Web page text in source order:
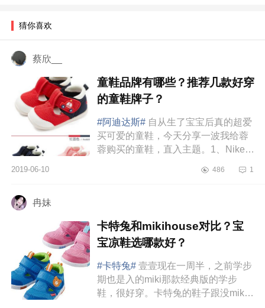
猜你喜欢
蔡欣__
童鞋品牌有哪些？推荐几款好穿
的童鞋牌子？
#阿迪达斯# 自从生了宝宝后真的超爱
买可爱的童鞋，今天分享一波我给蓉
蓉购买的童鞋，直入主题。1、Nike毛
穿，但我看网上似乎评论说毛毛虫的
2019-06-10 486 1
冉妹
卡特兔和mikihouse对比？宝
宝凉鞋选哪款好？
#卡特兔# 壹壹现在一周半，之前学步
期也是入的miki那款经典版的学步
鞋，很好穿。卡特兔的鞋子跟没miki